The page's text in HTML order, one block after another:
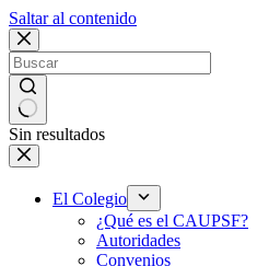
Saltar al contenido
Sin resultados
El Colegio
¿Qué es el CAUPSF?
Autoridades
Convenios